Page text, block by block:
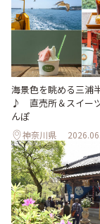
海景色を眺める三浦
♪ 直売所＆スイー
んぽ
神奈川県